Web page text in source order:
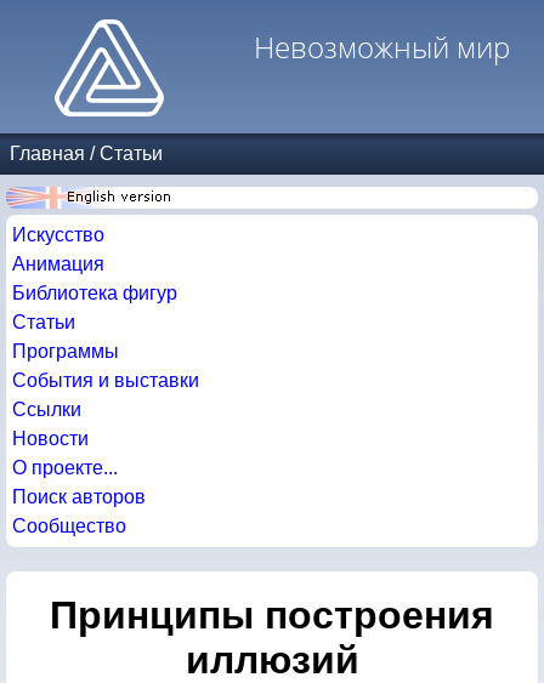
Невозможный мир
Главная /Статьи
Искусство
Анимация
Библиотека фигур
Статьи
Программы
События и выставки
Ссылки
Новости
О проекте...
Поиск авторов
Сообщество
Принципы построения
иллюзий